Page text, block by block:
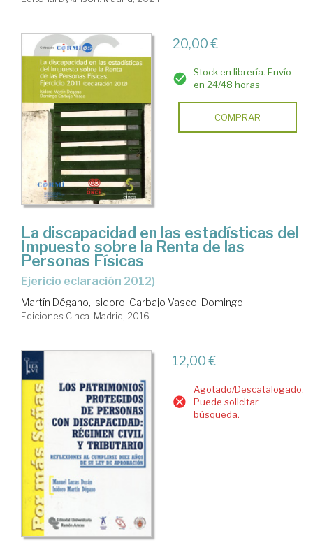
20,00 €
Stock en librería. Envío
en 24/48 horas
COMPRAR
La discapacidad en las estadísticas del
Impuesto sobre la Renta de las
Personas Físicas
ejericio eclaración 2012)
Martín Dégano, Isidoro; Carbajo Vasco, Domingo
Ediciones Cinca. Madrid, 2016
12,00 €
Agotado/Descatalogado.
Puede solicitar
búsqueda.